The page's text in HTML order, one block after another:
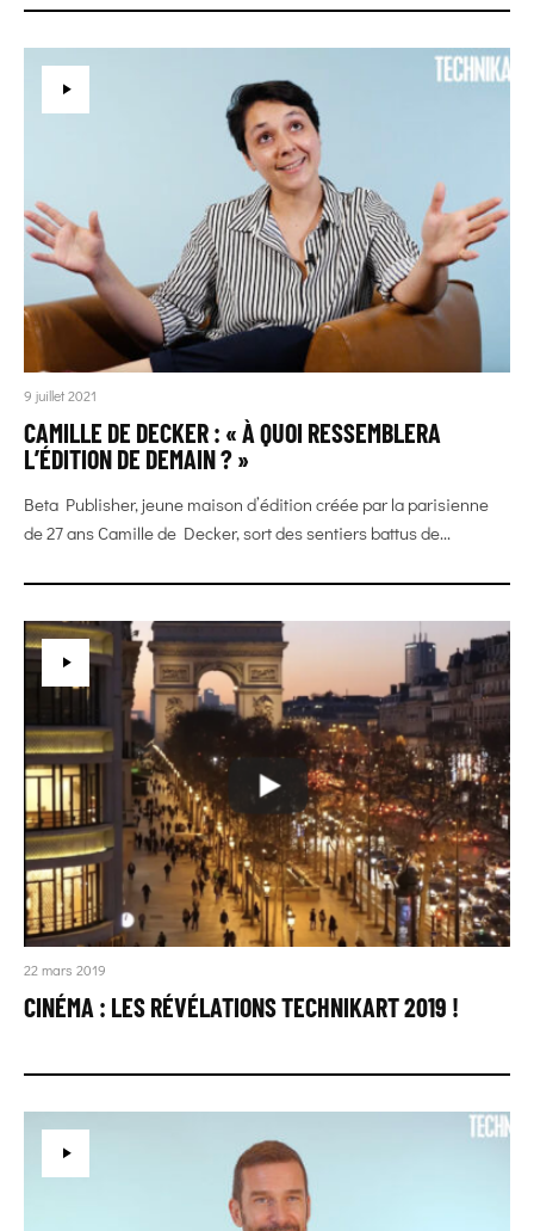
9 juillet 2021
CAMILLE DE DECKER : « À QUOI RESSEMBLERA
L’ÉDITION DE DEMAIN ? »
Beta Publisher, jeune maison d’édition créée par la parisienne
de 27 ans Camille de Decker, sort des sentiers battus de...
22 mars 2019
CINÉMA : LES RÉVÉLATIONS TECHNIKART 2019 !